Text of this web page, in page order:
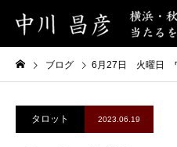
ブログ 6月27日 火曜日
タロット 2023.06.19